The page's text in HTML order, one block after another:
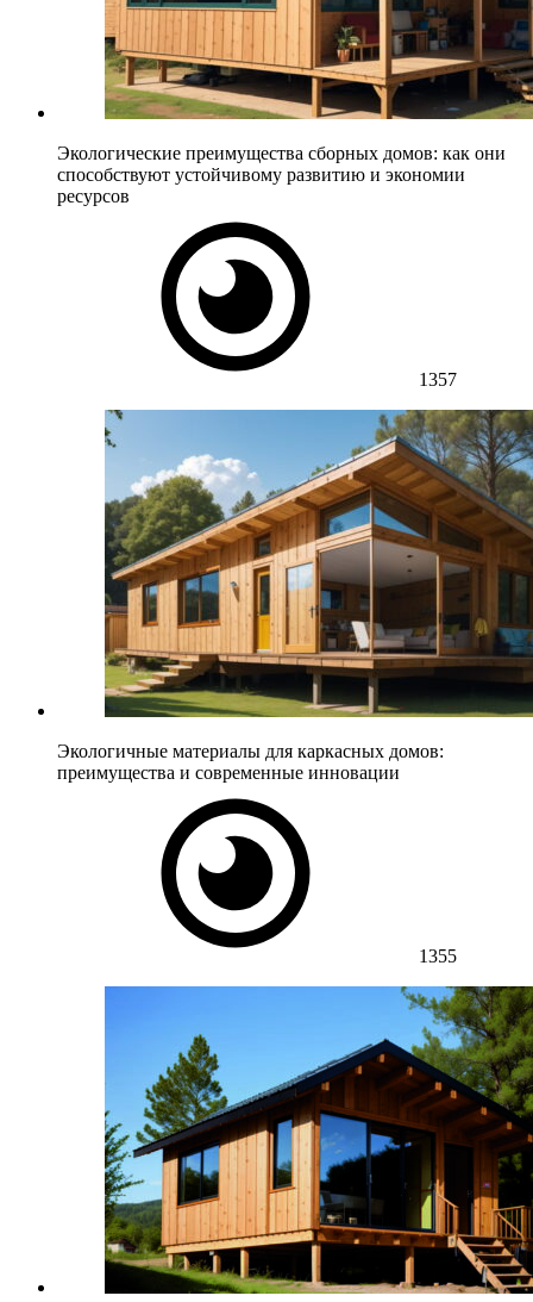
Экологические преимущества сборных домов: как они
способствуют устойчивому развитию и экономии
ресурсов
1357
Экологичные материалы для каркасных домов:
преимущества и современные инновации
1355